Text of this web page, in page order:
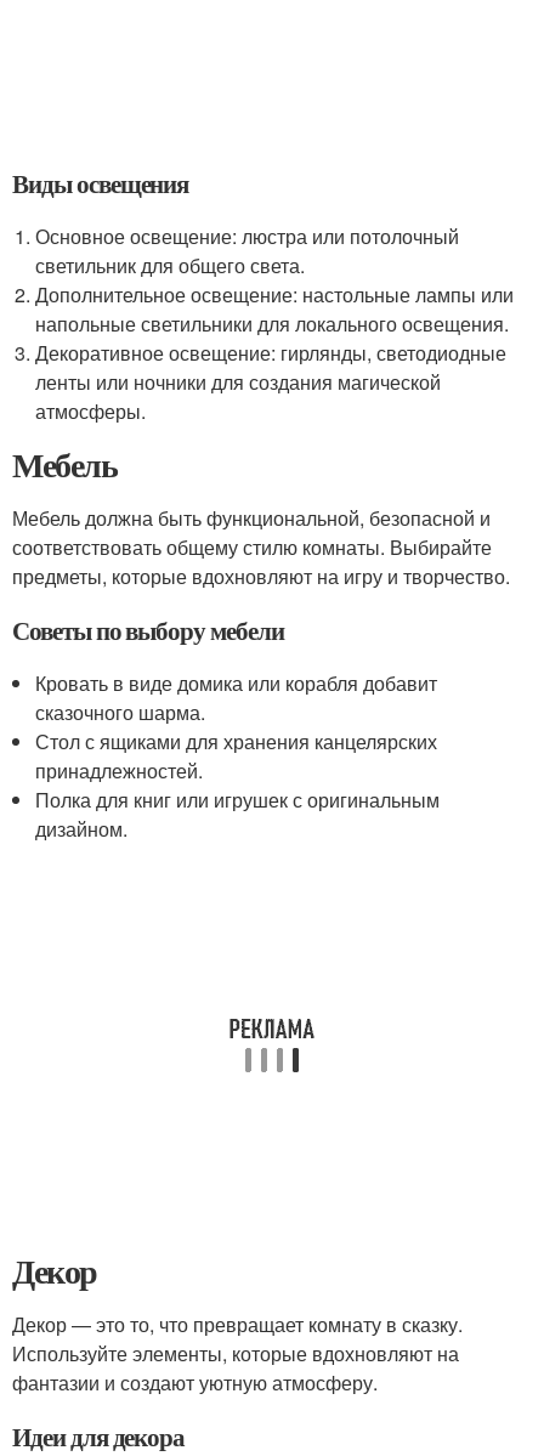
Виды освещения
Основное освещение: люстра или потолочный
светильник для общего света.
Дополнительное освещение: настольные лампы или
напольные светильники для локального освещения.
Декоративное освещение: гирлянды, светодиодные
ленты или ночники для создания магической
атмосферы.
Мебель
Мебель должна быть функциональной, безопасной и
соответствовать общему стилю комнаты. Выбирайте
предметы, которые вдохновляют на игру и творчество.
Советы по выбору мебели
Кровать в виде домика или корабля добавит
сказочного шарма.
Стол с ящиками для хранения канцелярских
принадлежностей.
Полка для книг или игрушек с оригинальным
дизайном.
Декор
Декор — это то, что превращает комнату в сказку.
Используйте элементы, которые вдохновляют на
фантазии и создают уютную атмосферу.
Идеи для декора